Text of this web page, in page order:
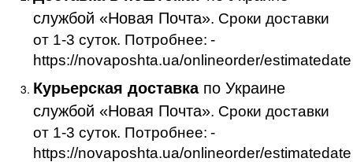
службой «Новая Почта». Сроки доставки
от 1-3 суток. Потробнее: -
https://novaposhta.ua/onlineorder/estimatedate
Курьерская доставка по Украине
службой «Новая Почта». Сроки доставки
от 1-3 суток. Потробнее: -
https://novaposhta.ua/onlineorder/estimatedate